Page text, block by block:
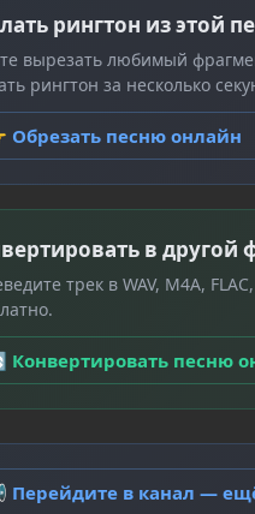
рингтон из этой
вырезать любимый
рингтон за несколько
Обрезать песню онлайн
в другой
трек в WAV, M4A,
Конвертировать песню
Перейдите в канал —